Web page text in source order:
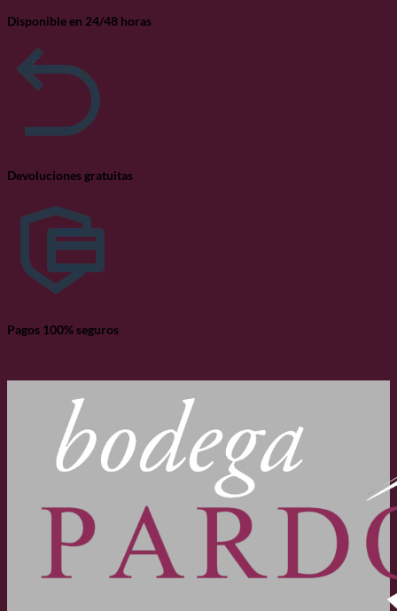
Disponible en 24/48 horas
Devoluciones gratuitas
Pagos 100% seguros